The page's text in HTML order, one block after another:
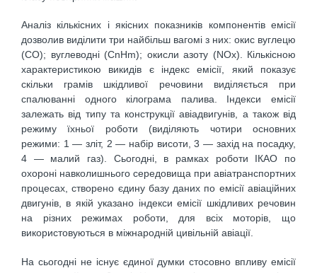
Аналіз кількісних і якісних показників компонентів емісії
дозволив виділити три найбільш вагомі з них: окис вуглецю
(СО); вуглеводні (СnHm); окисли азоту (NOx). Кількісною
характеристикою викидів є індекс емісії, який показує
скільки грамів шкідливої речовини виділяється при
спалюванні одного кілограма палива. Індекси емісії
залежать від типу та конструкції авіадвигунів, а також від
режиму їхньої роботи (виділяють чотири основних
режими: 1 — зліт, 2 — набір висоти, 3 — захід на посадку,
4 — малий газ). Сьогодні, в рамках роботи ІКАО по
охороні навколишнього середовища при авіатранспортних
процесах, створено єдину базу даних по емісії авіаційних
двигунів, в якій указано індекси емісії шкідливих речовин
на різних режимах роботи, для всіх моторів, що
використовуються в міжнародній цивільній авіації.
На сьогодні не існує єдиної думки стосовно впливу емісії